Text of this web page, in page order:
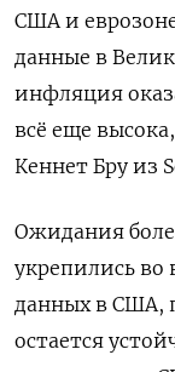
США и
данные в
инфляция
всё еще
Кеннет Бру из
Ожидания
укрепились во
данных в США,
остается